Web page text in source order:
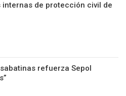
internas de protección civil de
refuerza Sepol